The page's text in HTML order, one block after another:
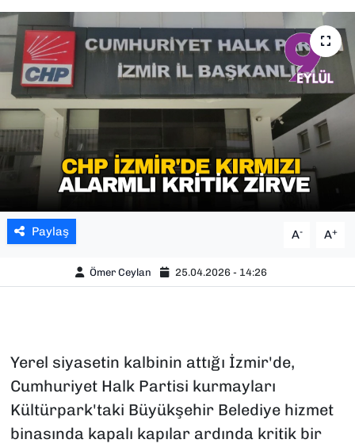
Paylaş A- A+
Ömer Ceylan 25.04.2026 - 14:26
Yerel siyasetin kalbinin attığı İzmir'de,
Cumhuriyet Halk Partisi kurmayları
Kültürpark'taki Büyükşehir Belediye hizmet
binasında kapalı kapılar ardında kritik bir